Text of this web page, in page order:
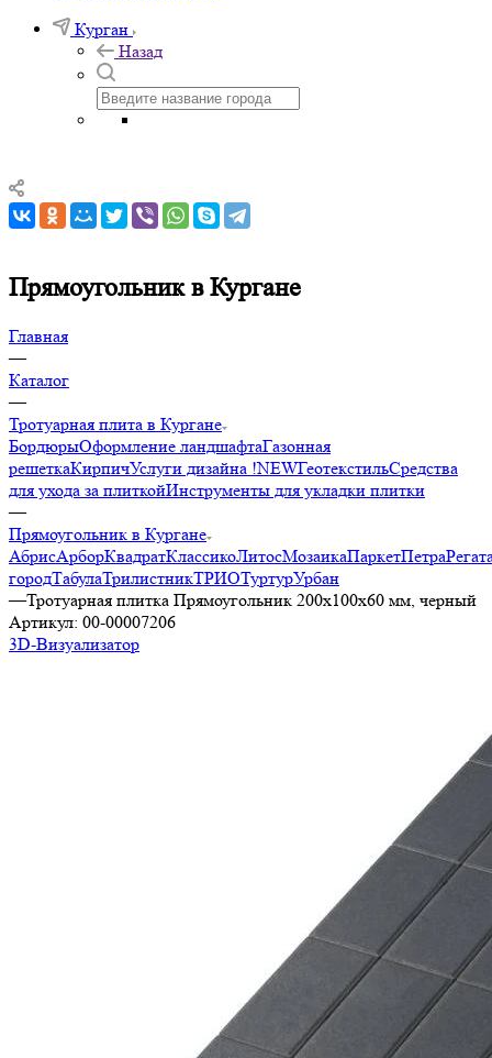
Курган
Назад
Прямоугольник в Кургане
Главная
—
Каталог
—
Тротуарная плита в Кургане
БордюрыОформление ландшафтаГазонная
решеткаКирпичУслуги дизайна !NEWГеотекстильСредства
для ухода за плиткойИнструменты для укладки плитки
—
Прямоугольник в Кургане
АбрисАрборКвадратКлассикоЛитосМозаикаПаркетПетра
городТабулаТрилистникТРИОТуртурУрбан
—Тротуарная плитка Прямоугольник 200х100х60 мм, черный
Артикул: 00-00007206
3D-Визуализатор